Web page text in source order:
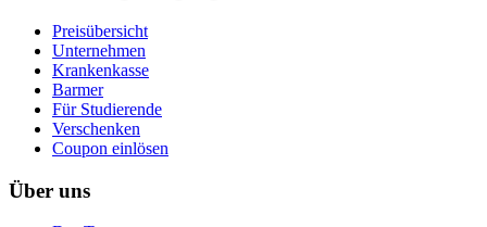
Preisübersicht
Unternehmen
Krankenkasse
Barmer
Für Studierende
Ver­schen­ken
Coupon einlösen
Über uns